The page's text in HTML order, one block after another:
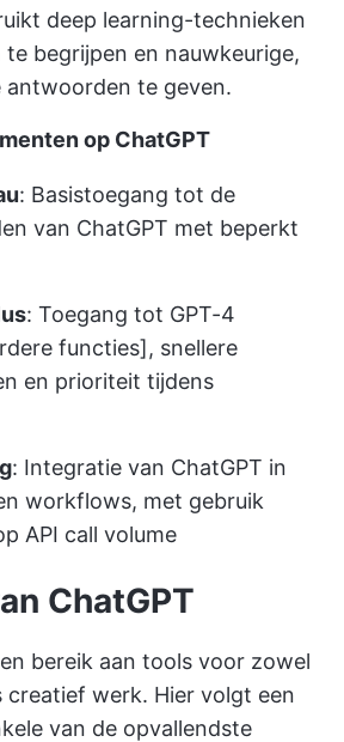
deep learning-technieken
begrijpen en nauwkeurige,
antwoorden te geven.
op ChatGPT
: Basistoegang tot de
van ChatGPT met beperkt
: Toegang tot GPT-4
functies], snellere
en prioriteit tijdens
: Integratie van ChatGPT in
workflows, met gebruik
API call volume
ChatGPT
bereik aan tools voor zowel
creatief werk. Hier volgt een
van de opvallendste